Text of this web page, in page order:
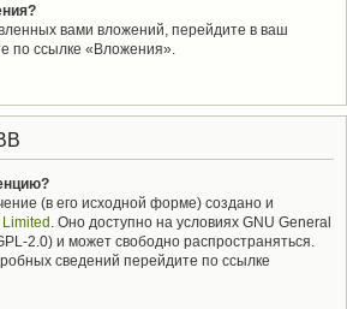
вами вложений, перейдите в ваш
по ссылке «Вложения».
(в его исходной форме) создано и
. Оно доступно на условиях GNU General
2.0) и может свободно распространяться.
сведений перейдите по ссылке